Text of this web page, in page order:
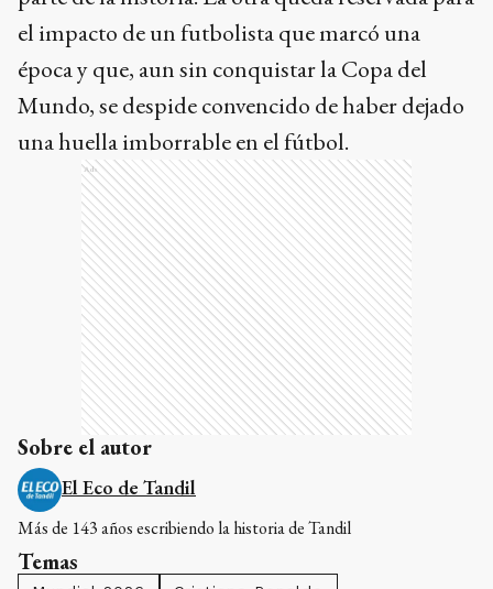
el impacto de un futbolista que marcó una
época y que, aun sin conquistar la Copa del
Mundo, se despide convencido de haber dejado
una huella imborrable en el fútbol.
Ads
Sobre el autor
El Eco de Tandil
Más de 143 años escribiendo la historia de Tandil
Temas